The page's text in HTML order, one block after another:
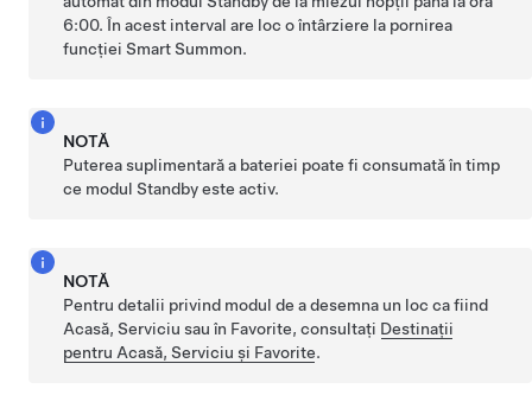
6:00. În acest interval are loc o întârziere la pornirea
funcțieiSmart Summon.
NOTĂ
Puterea suplimentară a bateriei poate fi consumată în timp
ce modul Standby este activ.
NOTĂ
Pentru detalii privind modul de a desemna un loc ca fiind
Acasă, Serviciu sau în Favorite, consultați Destinații
pentru Acasă, Serviciu și Favorite.